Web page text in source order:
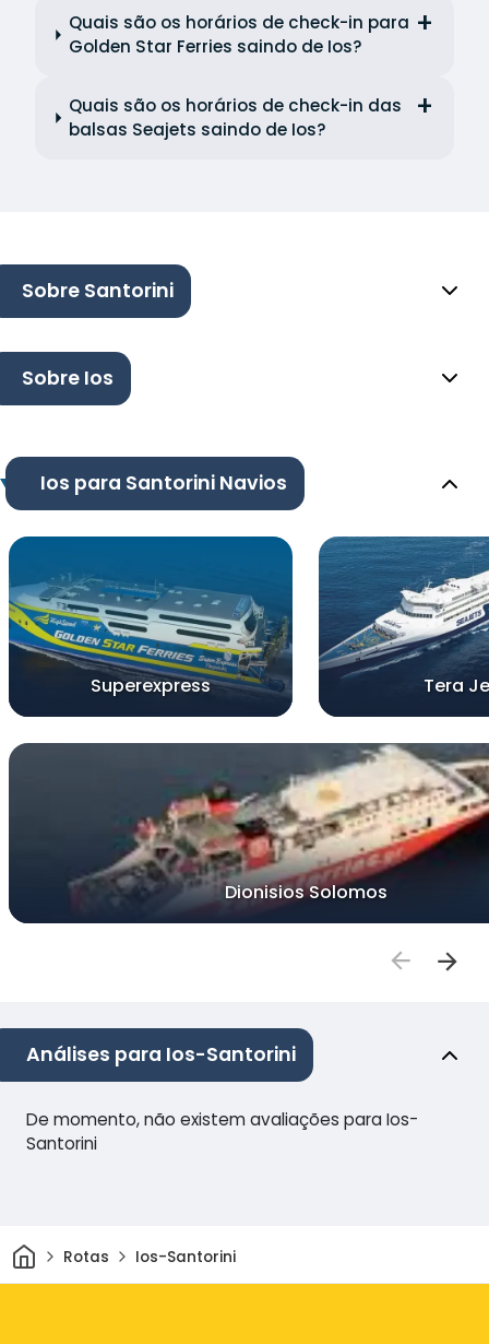
Quais são os horários de check-in para
Golden Star Ferries saindo de Ios?
Quais são os horários de check-in das
balsas Seajets saindo de Ios?
Sobre Santorini
Sobre Ios
Ios para Santorini Navios
Superexpress Tera
Dionisios Solomos
Análises para Ios-Santorini
De momento, não existem avaliações para Ios-
Santorini
CasaRotas Ios-Santorini